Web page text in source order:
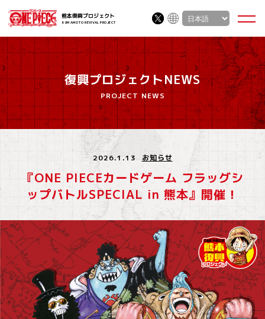
熊本復興プロジェクト
KUMAMOTO REVIVAL PROJECT
復興プロジェクトNEWS
PROJECT NEWS
2026.1.13 お知らせ
『ONE PIECEカードゲーム フラッグシ
ップバトルSPECIAL in 熊本』開催！